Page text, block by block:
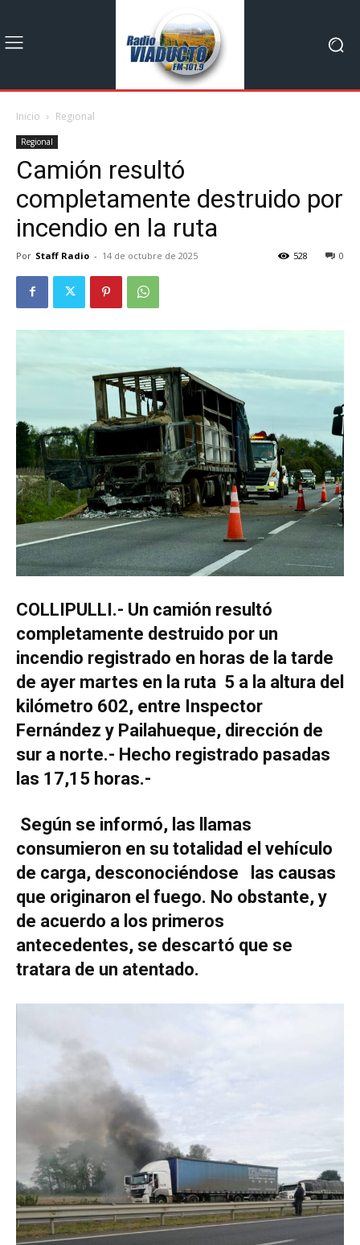
Inicio Regional
Regional
Camión resultó
completamente destruido por
incendio en la ruta
Por Staff Radio - 14 de octubre de 2025 0
528
COLLIPULLI.- Un camión resultó
completamente destruido por un
incendio registrado en horas de la tarde
de ayer martes en la ruta 5 a la altura del
kilómetro 602, entre Inspector
Fernández y Pailahueque, dirección de
sur a norte.- Hecho registrado pasadas
las 17,15 horas.-
Según se informó, las llamas
consumieron en su totalidad el vehículo
de carga, desconociéndose las causas
que originaron el fuego. No obstante, y
de acuerdo a los primeros
antecedentes, se descartó que se
tratara de un atentado.